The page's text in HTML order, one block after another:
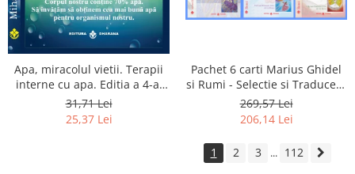
Apa, miracolul vietii. Terapii
interne cu apa. Editia a 4-a,
revizuita si adaugita.
31,71 Lei
25,37 Lei
Pachet 6 carti Marius Ghidel
si Rumi - Selectie si Traducere
de Marius Ghidel
269,57 Lei
206,14 Lei
1 2 3 ... 112